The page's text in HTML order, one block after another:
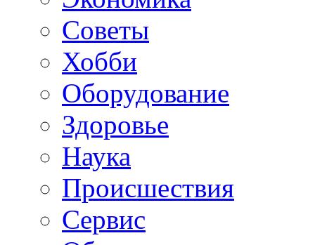
Советы
Хобби
Oборудование
Здоровье
Наука
Происшествия
Сервис